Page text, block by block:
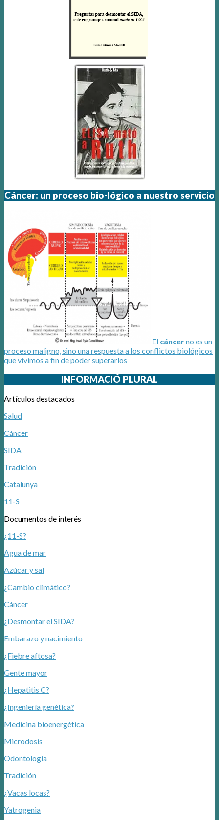
Cáncer: un proceso bio-lógico a nuestro servicio
El cáncerno es un
proceso maligno, sino una respuesta a los conflictos biológicos
que vivimos a fin de poder superarlos
INFORMACIÓ PLURAL
Artículos destacados
Salud
Cáncer
SIDA
Tradición
Catalunya
11-S
Documentos de interés
¿11-S?
Agua de mar
Azúcar y sal
¿Cambio climático?
Cáncer
¿Desmontar el SIDA?
Embarazo y nacimiento
¿Fiebre aftosa?
Gente mayor
¿Hepatitis C?
¿Ingeniería genética?
Medicina bioenergética
Microdosis
Odontología
Tradición
¿Vacas locas?
Yatrogenia